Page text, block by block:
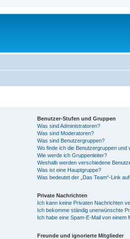
Benutzer-Stufen und Gruppen
Was sind Administratoren?
Was sind Moderatoren?
Was sind Benutzergruppen?
Wo finde ich die Benutzergruppen und
Wie werde ich Gruppenleiter?
Weshalb werden verschiedene
Was ist eine Hauptgruppe?
Was bedeutet der „Das Team“-Link
Private Nachrichten
Ich kann keine Privaten Nachrichten
Ich bekomme ständig unerwünschte
Ich habe eine Spam-E-Mail von einem
Freunde und ignorierte Mitglieder